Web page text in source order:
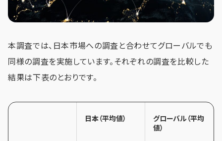
本調査では、日本市場への調査と合わせてグローバルでも
同様の調査を実施しています。それぞれの調査を比較した
結果は下表のとおりです。
日本（平均値）
グローバル（平均
値）